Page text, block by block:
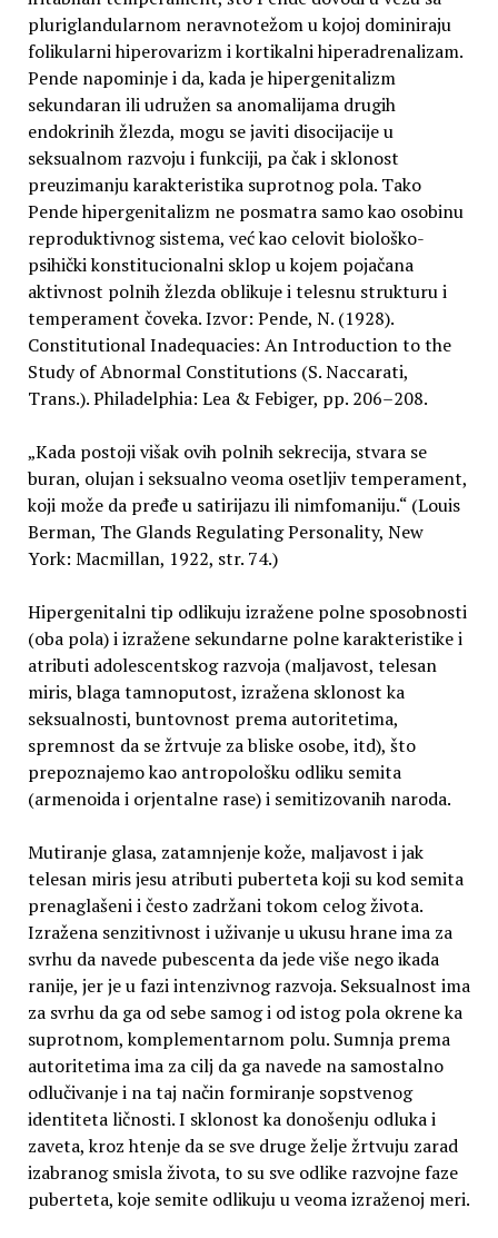
pluriglandularnom neravnotežom u kojoj dominiraju
folikularni hiperovarizm i kortikalni hiperadrenalizam.
Pende napominje i da, kada je hipergenitalizm
sekundaran ili udružen sa anomalijama drugih
endokrinih žlezda, mogu se javiti disocijacije u
seksualnom razvoju i funkciji, pa čak i sklonost
preuzimanju karakteristika suprotnog pola. Tako
Pende hipergenitalizm ne posmatra samo kao osobinu
reproduktivnog sistema, već kao celovit biološko-
psihički konstitucionalni sklop u kojem pojačana
aktivnost polnih žlezda oblikuje i telesnu strukturu i
temperament čoveka. Izvor: Pende, N. (1928).
Constitutional Inadequacies: An Introduction to the
Study of Abnormal Constitutions (S. Naccarati,
Trans.). Philadelphia: Lea & Febiger, pp. 206–208.
„Kada postoji višak ovih polnih sekrecija, stvara se
buran, olujan i seksualno veoma osetljiv temperament,
koji može da pređe u satirijazu ili nimfomaniju.“ (Louis
Berman, The Glands Regulating Personality, New
York: Macmillan, 1922, str. 74.)
Hipergenitalni tip odlikuju izražene polne sposobnosti
(oba pola) i izražene sekundarne polne karakteristike i
atributi adolescentskog razvoja (maljavost, telesan
miris, blaga tamnoputost, izražena sklonost ka
seksualnosti, buntovnost prema autoritetima,
spremnost da se žrtvuje za bliske osobe, itd), što
prepoznajemo kao antropološku odliku semita
(armenoida i orjentalne rase) i semitizovanih naroda.
Mutiranje glasa, zatamnjenje kože, maljavost i jak
telesan miris jesu atributi puberteta koji su kod semita
prenaglašeni i često zadržani tokom celog života.
Izražena senzitivnost i uživanje u ukusu hrane ima za
svrhu da navede pubescenta da jede više nego ikada
ranije, jer je u fazi intenzivnog razvoja. Seksualnost ima
za svrhu da ga od sebe samog i od istog pola okrene ka
suprotnom, komplementarnom polu. Sumnja prema
autoritetima ima za cilj da ga navede na samostalno
odlučivanje i na taj način formiranje sopstvenog
identiteta ličnosti. I sklonost ka donošenju odluka i
zaveta, kroz htenje da se sve druge želje žrtvuju zarad
izabranog smisla života, to su sve odlike razvojne faze
puberteta, koje semite odlikuju u veoma izraženoj meri.